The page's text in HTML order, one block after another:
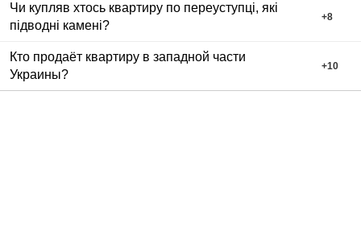
Чи купляв хтось квартиру по переуступці, які
підводні камені?
+8
Кто продаёт квартиру в западной части
Украины?
+10